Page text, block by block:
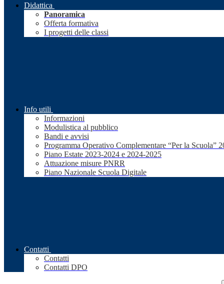
Didattica
Panoramica
Offerta formativa
I progetti delle classi
Info utili
Informazioni
Modulistica al pubblico
Bandi e avvisi
Programma Operativo Complementare “Per la Scuola”
Piano Estate 2023-2024 e 2024-2025
Attuazione misure PNRR
Piano Nazionale Scuola Digitale
Contatti
Contatti
Contatti DPO